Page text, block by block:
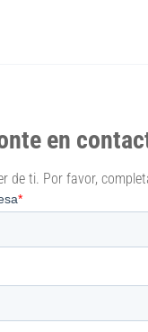
en
de ti. Por favor,